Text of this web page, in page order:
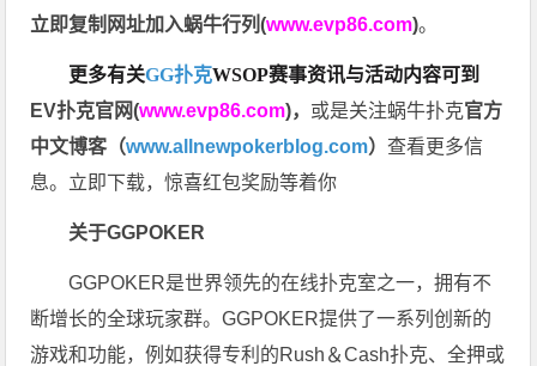
立即复制网址加入蜗牛行列(www.evp86.com)。
更多有关GG扑克WSOP赛事资讯与活动内容可到
EV扑克官网(www.evp86.com)， 或是关注蜗牛扑克官方
中文博客（www.allnewpokerblog.com）查看更多信
息。立即下载，惊喜红包奖励等着你
关于GGPOKER
GGPOKER是世界领先的在线扑克室之一，拥有不
断增长的全球玩家群。GGPOKER提供了一系列创新的
游戏和功能，例如获得专利的Rush＆Cash扑克、全押或